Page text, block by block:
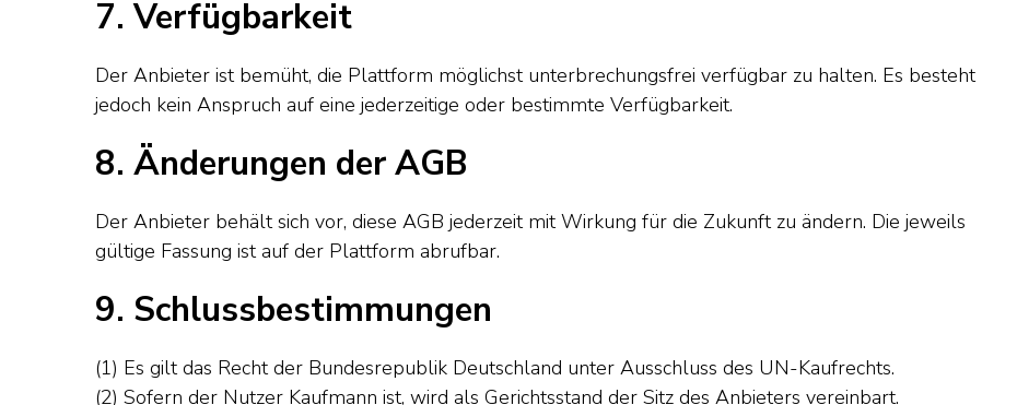
7. Verfügbarkeit
Der Anbieter ist bemüht, die Plattform möglichst unterbrechungsfrei verfügbar zu halten. Es besteht
jedoch kein Anspruch auf eine jederzeitige oder bestimmte Verfügbarkeit.
8. Änderungen der AGB
Der Anbieter behält sich vor, diese AGB jederzeit mit Wirkung für die Zukunft zu ändern. Die jeweils
gültige Fassung ist auf der Plattform abrufbar.
9. Schlussbestimmungen
(1) Es gilt das Recht der Bundesrepublik Deutschland unter Ausschluss des UN-Kaufrechts.
(2) Sofern der Nutzer Kaufmann ist, wird als Gerichtsstand der Sitz des Anbieters vereinbart.